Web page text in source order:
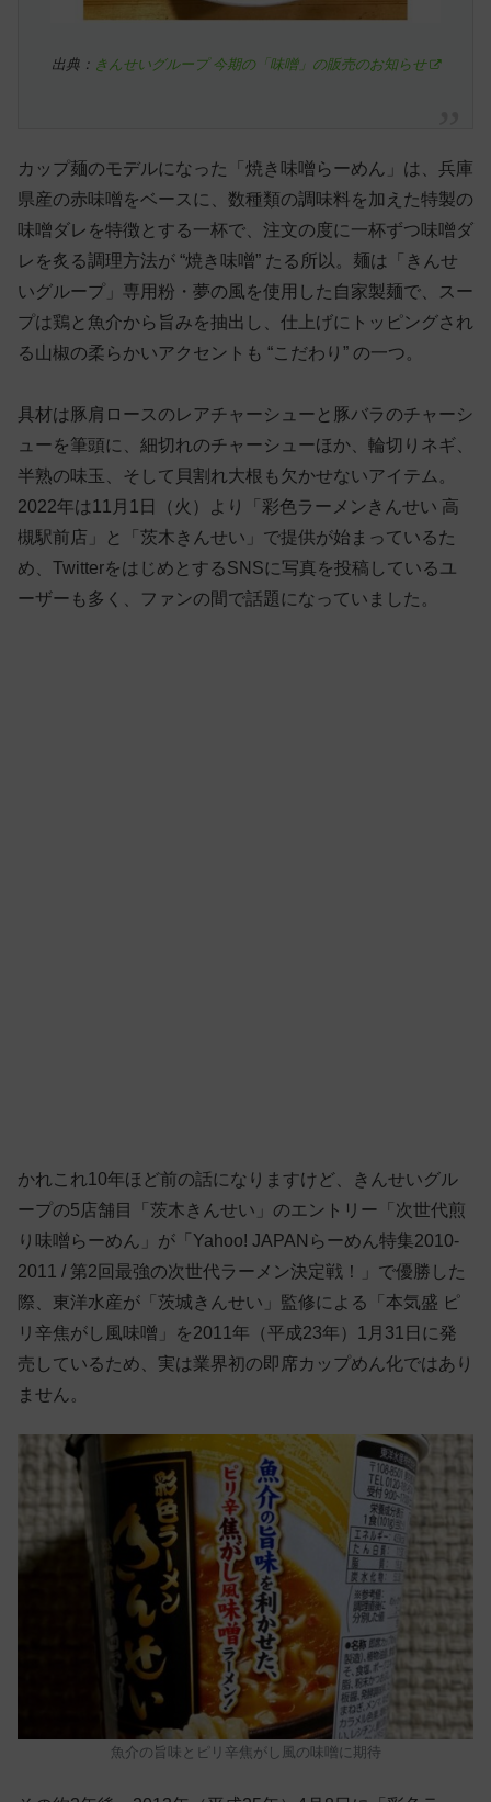
出典： きんせいグループ 今期の「味噌」の販売のお知らせ
カップ麺のモデルになった「焼き味噌らーめん」は、兵庫
県産の赤味噌をベースに、数種類の調味料を加えた特製の
味噌ダレを特徴とする一杯で、注文の度に一杯ずつ味噌ダ
レを炙る調理方法が “焼き味噌” たる所以。麺は「きんせ
いグループ」専用粉・夢の風を使用した自家製麺で、スー
プは鶏と魚介から旨みを抽出し、仕上げにトッピングされ
る山椒の柔らかいアクセントも “こだわり” の一つ。
具材は豚肩ロースのレアチャーシューと豚バラのチャーシ
ューを筆頭に、細切れのチャーシューほか、輪切りネギ、
半熟の味玉、そして貝割れ大根も欠かせないアイテム。
2022年は11月1日（火）より「彩色ラーメンきんせい 高
槻駅前店」と「茨木きんせい」で提供が始まっているた
め、TwitterをはじめとするSNSに写真を投稿しているユ
ーザーも多く、ファンの間で話題になっていました。
かれこれ10年ほど前の話になりますけど、きんせいグル
ープの5店舗目「茨木きんせい」のエントリー「次世代煎
り味噌らーめん」が「Yahoo! JAPANらーめん特集2010-
2011 / 第2回最強の次世代ラーメン決定戦！」で優勝した
際、東洋水産が「茨城きんせい」監修による「本気盛 ピ
リ辛焦がし風味噌」を2011年（平成23年）1月31日に発
売しているため、実は業界初の即席カップめん化ではあり
ません。
魚介の旨味とピリ辛焦がし風の味噌に期待